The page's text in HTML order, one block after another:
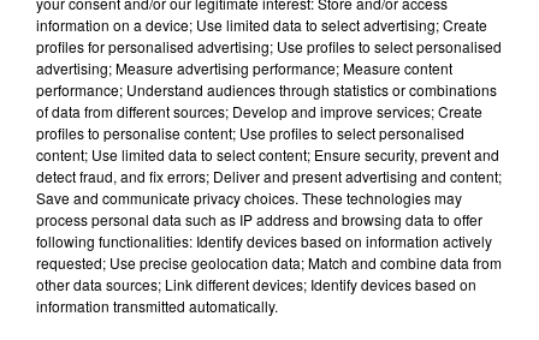
TITRES DIFFUSÉS
1h46
1h46 1h43
1h43
information on a device; Use limited data to select advertising; Create
profiles for personalised advertising; Use profiles to select personalised
advertising; Measure advertising performance; Measure content
performance; Understand audiences through statistics or combinations
of data from different sources; Develop and improve services; Create
profiles to personalise content; Use profiles to select personalised
content; Use limited data to select content; Ensure security, prevent and
detect fraud, and fix errors; Deliver and present advertising and content;
Save and communicate privacy choices. These technologies may
process personal data such as IP address and browsing data to offer
following functionalities: Identify devices based on information actively
requested; Use precise geolocation data; Match and combine data from
other data sources; Link different devices; Identify devices based on
information transmitted automatically.